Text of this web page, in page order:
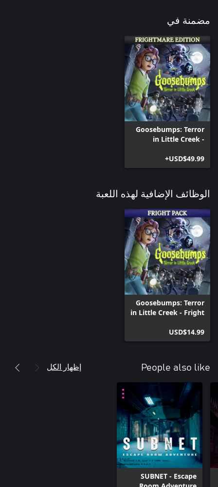
مضمنة في
Goosebumps: Terror
in Little Creek -
USD$49.99+
الوظائف الإضافية لهذه اللعبة
Goosebumps: Terror
in Little Creek - Fright
USD$14.99
People also like إظهار الكل
SUBNET - Escape